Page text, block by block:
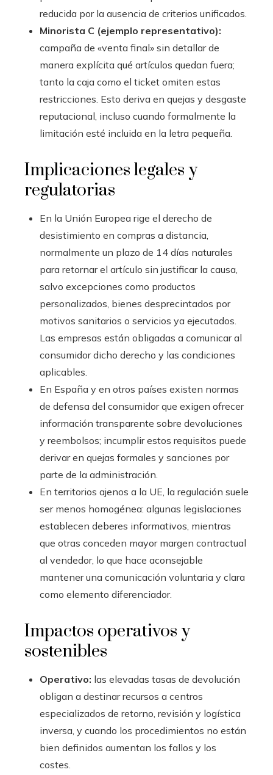
reducida por la ausencia de criterios unificados.
Minorista C (ejemplo representativo):
campaña de «venta final» sin detallar de
manera explícita qué artículos quedan fuera;
tanto la caja como el ticket omiten estas
restricciones. Esto deriva en quejas y desgaste
reputacional, incluso cuando formalmente la
limitación esté incluida en la letra pequeña.
Implicaciones legales y
regulatorias
En la Unión Europea rige el derecho de
desistimiento en compras a distancia,
normalmente un plazo de 14 días naturales
para retornar el artículo sin justificar la causa,
salvo excepciones como productos
personalizados, bienes desprecintados por
motivos sanitarios o servicios ya ejecutados.
Las empresas están obligadas a comunicar al
consumidor dicho derecho y las condiciones
aplicables.
En España y en otros países existen normas
de defensa del consumidor que exigen ofrecer
información transparente sobre devoluciones
y reembolsos; incumplir estos requisitos puede
derivar en quejas formales y sanciones por
parte de la administración.
En territorios ajenos a la UE, la regulación suele
ser menos homogénea: algunas legislaciones
establecen deberes informativos, mientras
que otras conceden mayor margen contractual
al vendedor, lo que hace aconsejable
mantener una comunicación voluntaria y clara
como elemento diferenciador.
Impactos operativos y
sostenibles
Operativo: las elevadas tasas de devolución
obligan a destinar recursos a centros
especializados de retorno, revisión y logística
inversa, y cuando los procedimientos no están
bien definidos aumentan los fallos y los
costes.